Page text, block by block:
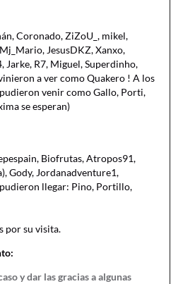
Coronado, ZiZoU_, mikel,
JesusDKZ, Xanxo,
Jarke, R7, Miguel, Superdinho,
a ver como Quakero ! A los
venir como Gallo, Porti,
se esperan)
Biofrutas, Atropos91,
Gody, Jordanadventure1,
llegar: Pino, Portillo,
por su visita.
y dar las gracias a algunas